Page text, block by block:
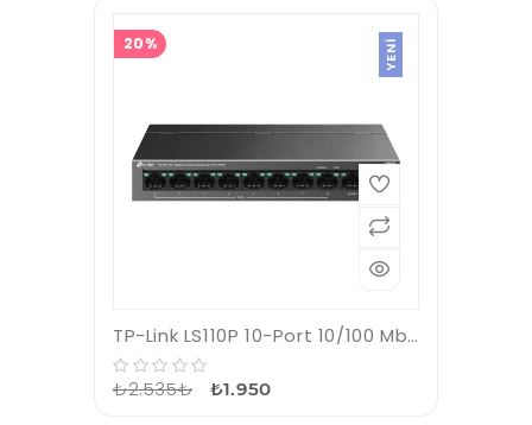
20% YENI
TP-Link LS110P 10-Port 10/100 Mbps with 8-Port PoE+ Desktop Switch
₺2.535₺ ₺1.950